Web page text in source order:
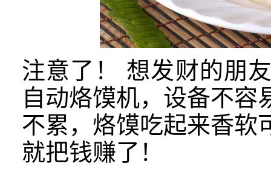
注意了！
想发财的朋
自动烙馍机，设备不容
不累，烙馍吃起来香软
就把钱赚了！